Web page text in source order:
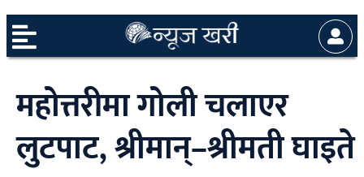
महोत्तरीमा गोली चलाएर
लुटपाट, श्रीमान्–श्रीमती घाइते